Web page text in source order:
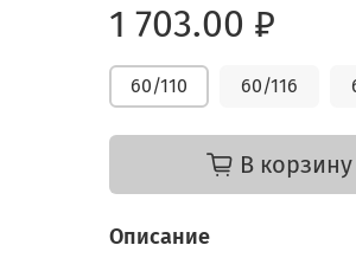
1 703.00 ₽
60/110 60/116
В корзину
Описание